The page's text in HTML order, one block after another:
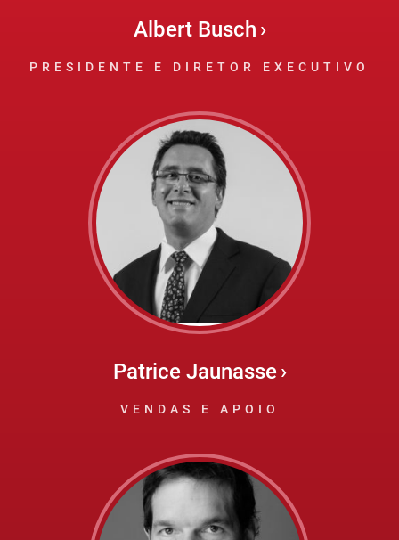
Albert Busch
PRESIDENTE E DIRETOR EXECUTIVO
Patrice Jaunasse
VENDAS E APOIO